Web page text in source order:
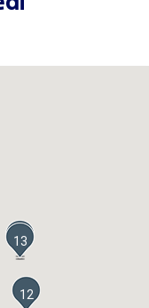
11
12
13